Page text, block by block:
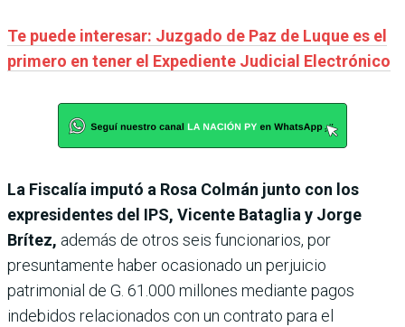
Te puede interesar: Juzgado de Paz de Luque es el
primero en tener el Expediente Judicial Electrónico
La Fiscalía imputó a Rosa Colmán junto con los
expresidentes del IPS, Vicente Bataglia y Jorge
Brítez, además de otros seis funcionarios, por
presuntamente haber ocasionado un perjuicio
patrimonial de G. 61.000 millones mediante pagos
indebidos relacionados con un contrato para el